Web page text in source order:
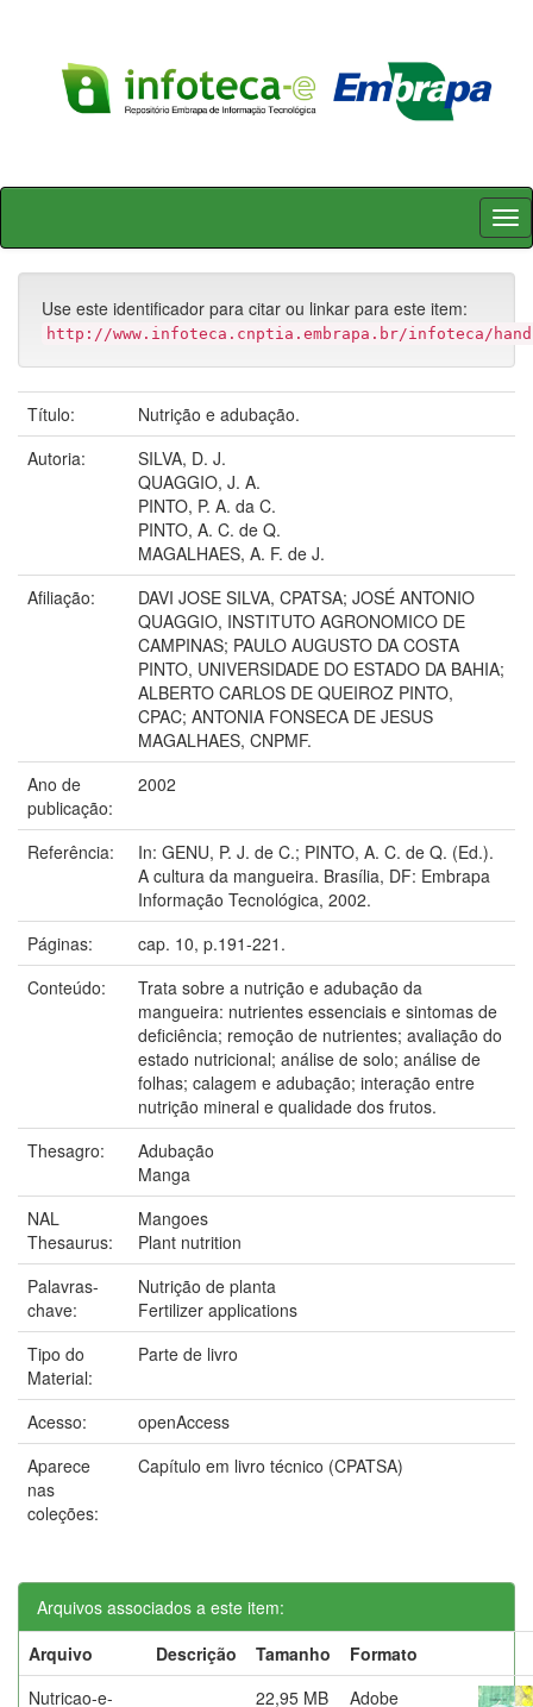
Skip
Use este identificador para citar ou linkar para este item:
http://www.infoteca.cnptia.embrapa.br/infoteca/
Título:
Nutrição e adubação.
Autoria:
SILVA, D. J.
QUAGGIO, J. A.
PINTO, P. A. da C.
PINTO, A. C. de Q.
MAGALHAES, A. F. de J.
Afiliação:
DAVI JOSE SILVA, CPATSA; JOSÉ ANTONIO
QUAGGIO, INSTITUTO AGRONOMICO DE
CAMPINAS; PAULO AUGUSTO DA COSTA
PINTO, UNIVERSIDADE DO ESTADO DA BAHIA;
ALBERTO CARLOS DE QUEIROZ PINTO,
CPAC; ANTONIA FONSECA DE JESUS
MAGALHAES, CNPMF.
Ano de
publicação:
2002
Referência:
In: GENU, P. J. de C.; PINTO, A. C. de Q. (Ed.).
A cultura da mangueira. Brasília, DF: Embrapa
Informação Tecnológica, 2002.
Páginas:
cap. 10, p.191-221.
Conteúdo:
Trata sobre a nutrição e adubação da
mangueira: nutrientes essenciais e sintomas de
deficiência; remoção de nutrientes; avaliação do
estado nutricional; análise de solo; análise de
folhas; calagem e adubação; interação entre
nutrição mineral e qualidade dos frutos.
Thesagro:
Adubação
Manga
NAL
Thesaurus:
Mangoes
Plant nutrition
Palavras-
chave:
Nutrição de planta
Fertilizer applications
Tipo do
Material:
Parte de livro
Acesso:
openAccess
Aparece
nas
coleções:
Capítulo em livro técnico (CPATSA)
Arquivos associados a este item:
Arquivo
Descrição Tamanho
Formato
Nutricao-e-
22,95 MB
Adobe